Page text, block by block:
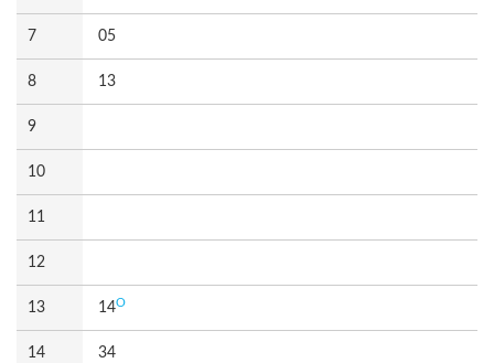
7 05
8 13
9
10
11
12
13 14O
14 34